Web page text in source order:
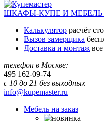
ШКАФЫ-КУПЕ И МЕБЕЛЬ
Калькулятор расчёт
Вызов замерщика
Доставка и монтаж
телефон в Москве:
495 162-09-74
с 10 до 21 без выходных
info@kupemaster.ru
Мебель на заказ